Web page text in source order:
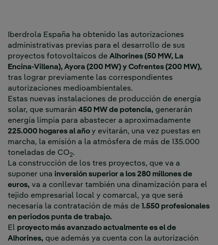
Iberdrola España ha obtenido las autorizaciones
administrativas previas para el desarrollo de sus
proyectos fotovoltaicos de Alhorines (50 MW, La
Encina-Villena), Ayora (200 MW) y Cofrentes (200 MW),
tras lograr previamente las correspondientes
autorizaciones medioambientales.
Estas nuevas instalaciones de producción de energía
solar, que sumarán 450 MW de potencia, generarán
energía limpia para abastecer a aproximadamente
225.000 hogares al añoy evitarán, una vez puestas en
marcha, la emisión a la atmósfera de más de 135.000
toneladas de CO2.
La construcción de los tres proyectos, que va a
suponer una inversión superior a los 280 millones de
euros, va a conllevar también una dinamización para el
tejido empresarial local y comarcal, ya que será
necesaria la contratación de más de 1.550 profesionales
en periodos punta de trabajo.
El proyecto más avanzado actualmente es el de
Alhorines, que además ya cuenta con la autorización